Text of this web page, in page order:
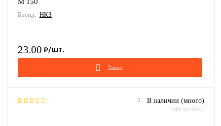
Бренд: НКЗ
23.00
Заказ
В наличии (много)
Арт: 001-00101